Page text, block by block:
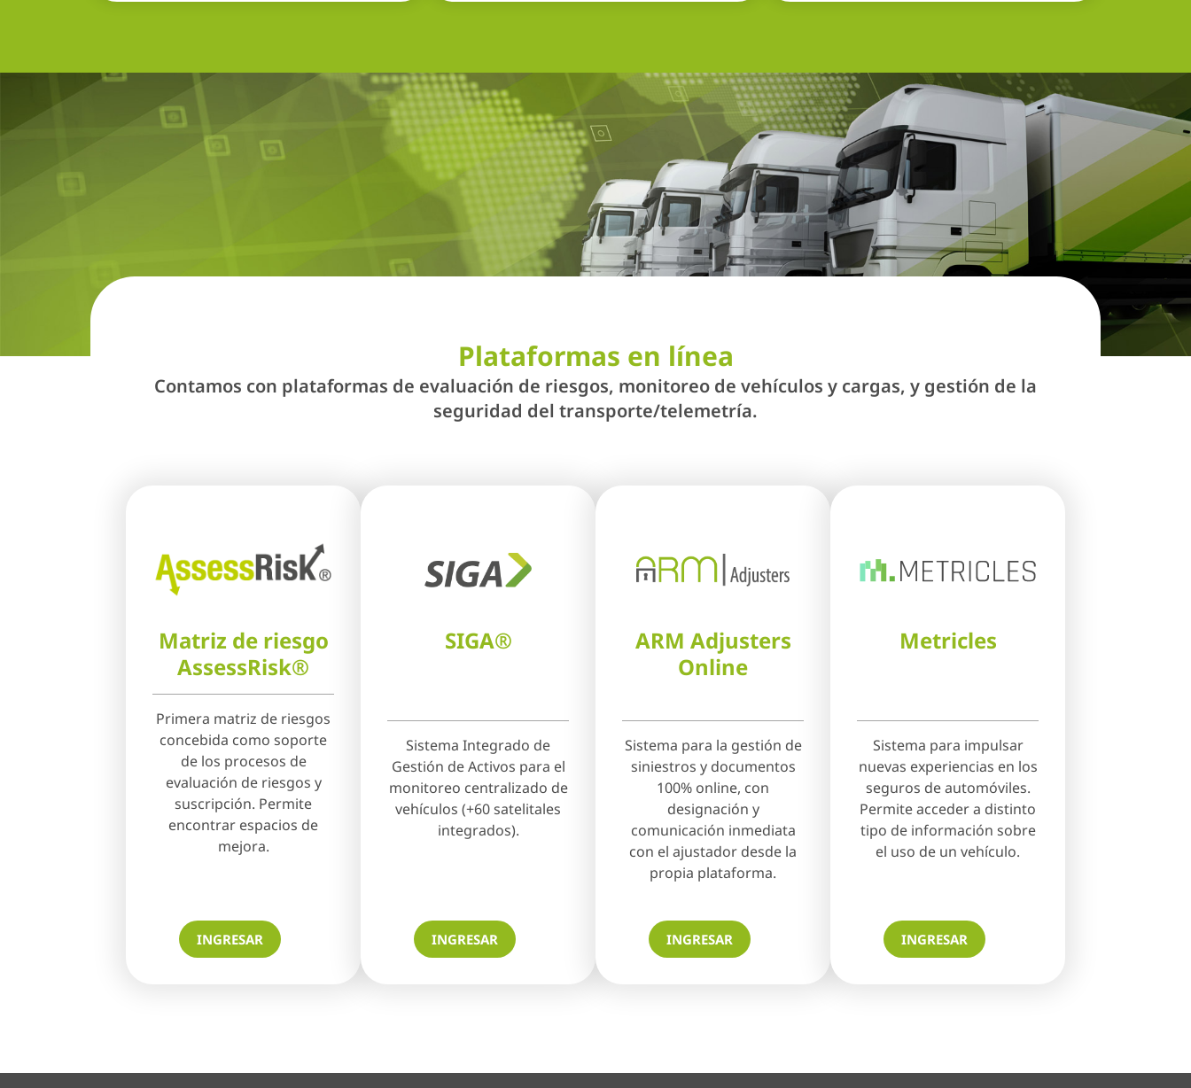
Plataformas en línea
Contamos con plataformas de evaluación de riesgos, monitoreo de vehículos y cargas, y gestión de la
seguridad del transporte/telemetría.
Matriz de riesgo
AssessRisk®
Primera matriz de riesgos
concebida como soporte
de los procesos de
evaluación de riesgos y
suscripción. Permite
encontrar espacios de
mejora.
INGRESAR
SIGA®
Sistema Integrado de
Gestión de Activos para el
monitoreo centralizado de
vehículos (+60 satelitales
integrados).
INGRESAR
ARM Adjusters
Online
Sistema para la gestión de
siniestros y documentos
100% online, con
designación y
comunicación inmediata
con el ajustador desde la
propia plataforma.
INGRESAR
Metricles
Sistema para impulsar
nuevas experiencias en los
seguros de automóviles.
Permite acceder a distinto
tipo de información sobre
el uso de un vehículo.
INGRESAR